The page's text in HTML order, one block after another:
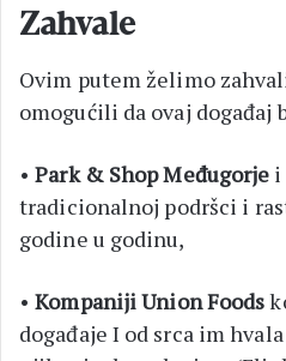
Zahvale
Ovim putem želimo
omogućili da ovaj događaj
•Park & Shop Međugorje i
tradicionalnoj podršci i
godine u godinu,
•Kompaniji Union Foods
događaje I od srca im